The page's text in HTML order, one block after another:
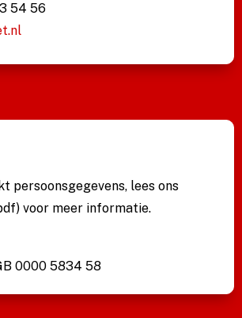
54 56
persoonsgegevens, lees ons
voor meer informatie.
0000 5834 58